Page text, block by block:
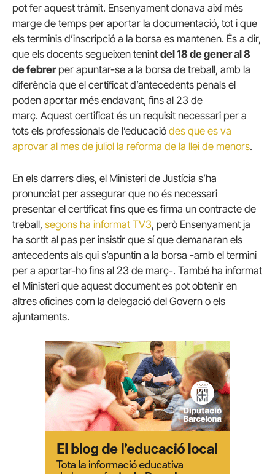
pot fer aquest tràmit. Ensenyament donava així més
marge de temps per aportar la documentació, tot i que
els terminis d’inscripció a la borsa es mantenen. És a dir,
que els docents segueixen tenint del 18 de gener al 8
de febrerper apuntar-se a la borsa de treball, amb la
diferència que el certificat d’antecedents penals el
poden aportar més endavant, fins al 23 de
març. Aquest certificat és un requisit necessari per a
tots els professionals de l’educació des que es va
aprovar al mes de juliol la reforma de la llei de menors.
En els darrers dies, el Ministeri de Justícia s’ha
pronunciat per assegurar que no és necessari
presentar el certificat fins que es firma un contracte de
treball, segons ha informat TV3, però Ensenyament ja
ha sortit al pas per insistir que sí que demanaran els
antecedents als qui s’apuntin a la borsa -amb el termini
per a aportar-ho fins al 23 de març-. També ha informat
el Ministeri que aquest document es pot obtenir en
altres oficines com la delegació del Govern o els
ajuntaments.